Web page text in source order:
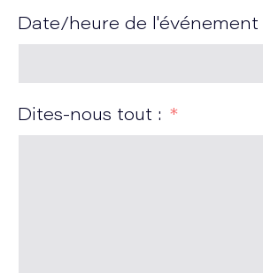
Date/heure de l'événement
Dites-nous tout :